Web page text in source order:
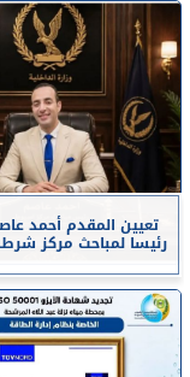
تعيين المقدم أحمد
رئيسا لمباحث مركز